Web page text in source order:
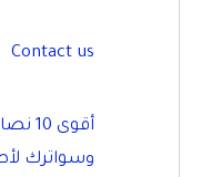
Contact us
وسواترك